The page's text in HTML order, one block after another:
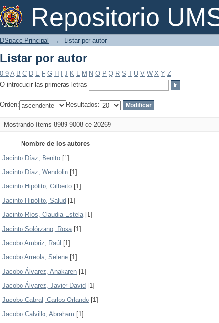
Repositorio
Listar por autor
DSpace Principal → Listar por autor
Listar por autor
0-9 A B C D E F G H J K L M N O P Q R S T U V W X Y Z
O introducir las primeras letras:
Orden: Resultados:
Mostrando ítems 8989-9008 de 20269
Nombre de los autores
Jacinto Díaz, Benito [1]
Jacinto Díaz, Wendolin [1]
Jacinto Hipólito, Gilberto [1]
Jacinto Hipólito, Salud [1]
Jacinto Ríos, Claudia Estela[1]
Jacinto Solórzano, Rosa[1]
Jacobo Ambriz, Raúl [1]
Jacobo Arreola, Selene [1]
Jacobo Álvarez, Anakaren [1]
Jacobo Álvarez, Javier David [1]
Jacobo Cabral, Carlos Orlando [1]
Jacobo Calvillo, Abraham [1]